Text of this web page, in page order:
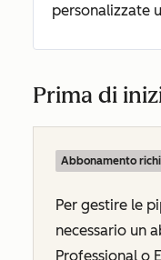
personalizzate
Prima di
Abbonamento
Per gestire le
necessario un
Professional o